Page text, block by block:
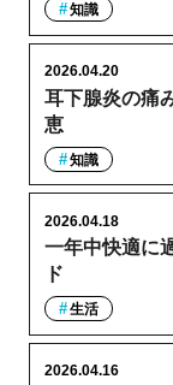
知識
耳下腺炎の痛
恵
2026.04.20
知識
一年中快適に
ド
2026.04.18
生活
2026.04.16